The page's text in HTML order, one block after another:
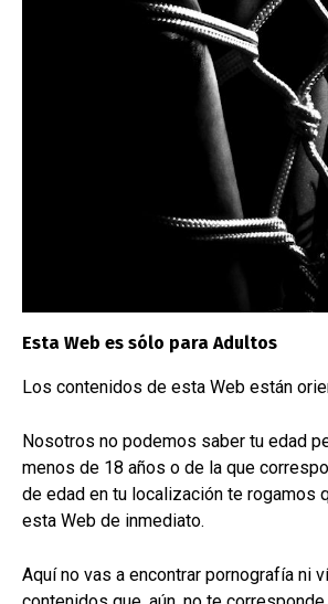
ÚLTIMAS CREACIONES
Arnés de cabeza
Esta Web es sólo para Adultos
Los contenidos de esta Web están
Nosotros no podemos saber tu edad
menos de 18 años o de la que
de edad en tu localización te rogamos
esta Web de inmediato.
Aquí no vas a encontrar pornografía ni